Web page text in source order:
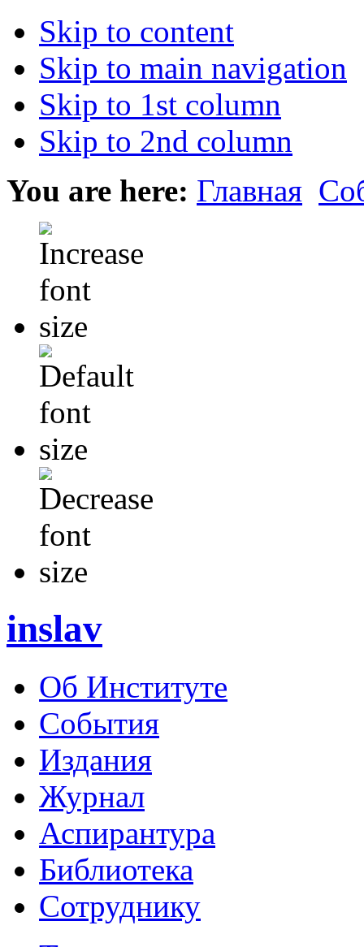
Skip to content
Skip to main navigation
Skip to 1st column
Skip to 2nd column
You are here: Главная
inslav
Об Институте
События
Издания
Журнал
Аспирантура
Библиотека
Сотруднику